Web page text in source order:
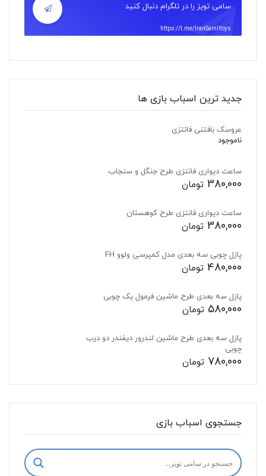
سامی تویز را در تلگرام دنبال کنید
https://t.me/IranSamiYoys
جدید ترین اسباب بازی ها
عروسک بافتنی فانتزی
ناموجود
ساعت دیواری فانتزی طرح جنگل و سنجاب
380,000 تومان
ساعت دیواری فانتزی طرح کوهستان
380,000 تومان
پازل چوبی سه بعدی مدل کمپرسی ولوو FH
480,000 تومان
پازل سه بعدی طرح ماشین فرمول یک چوبی
580,000 تومان
پازل سه بعدی طرح ماشین لندرور دیفندر دو درب
چوبی
780,000 تومان
جستجوی اسباب بازی